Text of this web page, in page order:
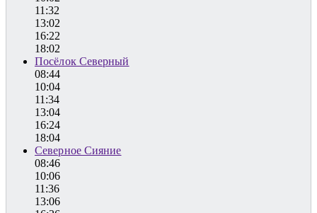
11:32
13:02
16:22
18:02
Посёлок Северный
08:44
10:04
11:34
13:04
16:24
18:04
Северное Сияние
08:46
10:06
11:36
13:06